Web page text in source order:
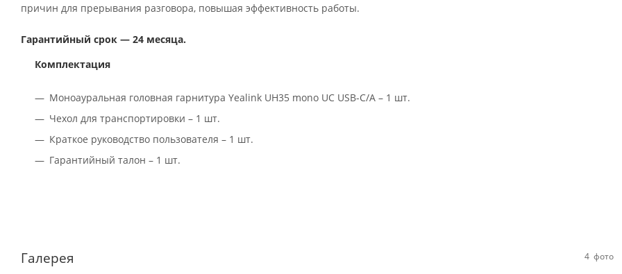
причин для прерывания разговора, повышая эффективность работы.
Гарантийный срок — 24 месяца.
Комплектация
Моноауральная головная гарнитура Yealink UH35 mono UC USB-C/A – 1 шт.
Чехол для транспортировки – 1 шт.
Краткое руководство пользователя – 1 шт.
Гарантийный талон – 1 шт.
Галерея 4 фото